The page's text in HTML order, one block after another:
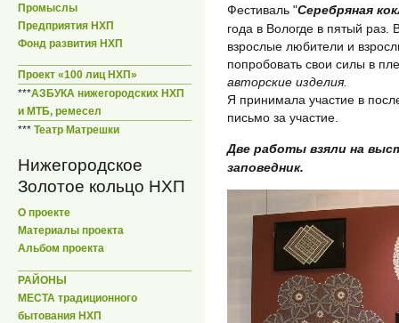
Промыслы
Предприятия НХП
Фонд развития НХП
Проект «100 лиц НХП»
***АЗБУКА нижегородских НХП
и МТБ, ремесел
*** Театр Матрешки
Нижегородское
Золотое кольцо НХП
О проекте
Материалы проекта
Альбом проекта
РАЙОНЫ
МЕСТА традиционного
бытования НХП
Фестиваль "Серебряная
года в Вологде в пятый раз.
взрослые любители и
попробовать свои силы в
авторские изделия.
Я принимала участие в
письмо за участие.
Две работы взяли на
заповедник.